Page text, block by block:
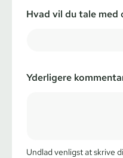
Hvad vil du tale med
Yderligere
Undlad venligst at skrive